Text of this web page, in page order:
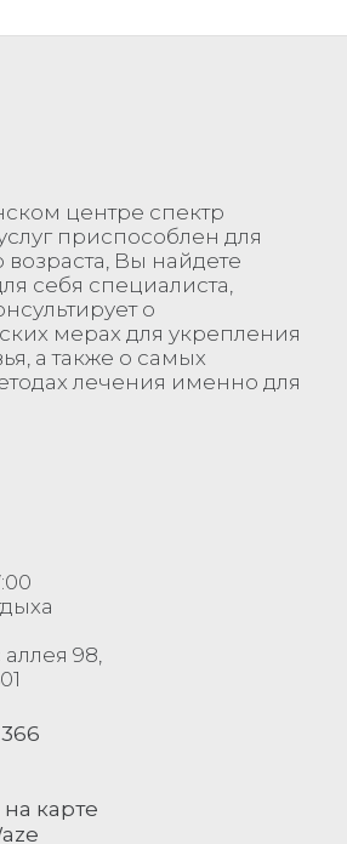
центре спектр
приспособлен для
Вы найдете
себя специалиста,
о
мерах для укрепления
а также о самых
лечения именно для
98,
карте